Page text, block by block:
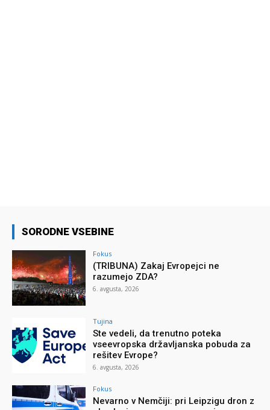
SORODNE VSEBINE
Fokus
(TRIBUNA) Zakaj Evropejci ne
razumejo ZDA?
6. avgusta, 2026
Tujina
Ste vedeli, da trenutno poteka
vseevropska državljanska pobuda za
rešitev Evrope?
6. avgusta, 2026
Fokus
Nevarno v Nemčiji: pri Leipzigu dron z